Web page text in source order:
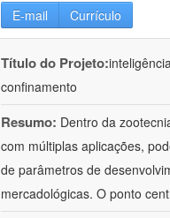
E-mail Currículo
Título do Projeto:
confinamento
Resumo: Dentro da
com múltiplas aplicações,
de parâmetros de
mercadológicas. O ponto